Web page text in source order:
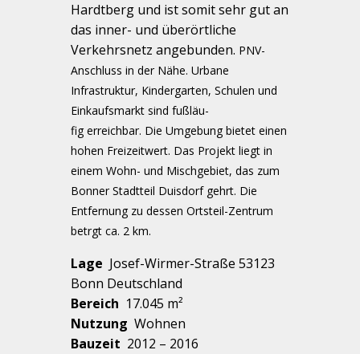
Hardtberg und ist somit sehr gut an
das inner- und überörtliche
Verkehrsnetz angebunden. PNV-
Anschluss in der Nähe. Urbane
Infrastruktur, Kindergarten, Schulen und
Einkaufsmarkt sind fuß­läu­
fig erreichbar. Die Umgebung bietet einen
hohen Freizeitwert. Das Projekt liegt in
einem Wohn- und Mischgebiet, das zum
Bonner Stadtteil Duisdorf gehrt. Die
Entfernung zu dessen Ortsteil-Zentrum
betrgt ca. 2 km.
Lage Josef-Wirmer-Straße 53123
Bonn Deutschland
Bereich 17.045 m²
Nutzung Wohnen
Bauzeit 2012 – 2016